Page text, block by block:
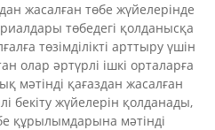
жасалған төбе жүйелерінде
төбедегі қолданысқа
төзімділікті арттыру үшін
олар әртүрлі ішкі орталарға
мәтінді қағаздан жасалған
бекіту жүйелерін қолданады,
құрылымдарына мәтінді